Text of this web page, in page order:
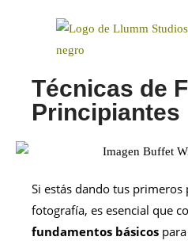
Técnicas de
Principiantes
Si estás dando tus
fotografía, es esencial que
fundamentos básicos